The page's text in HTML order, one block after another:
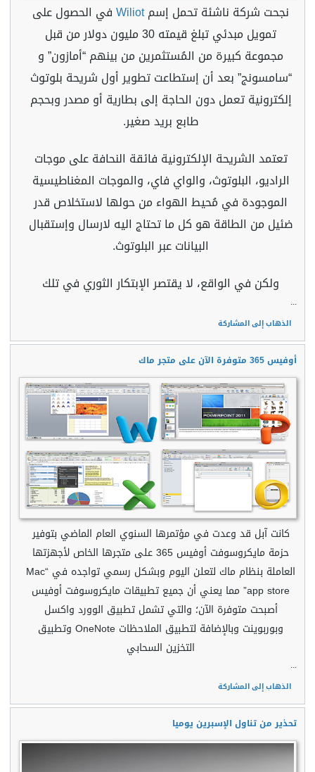
نجحت شركة ناشئة تحمل إسمWiliotفي الحصول على
تمويل مبدئي تبلغ قيمته 30 مليون دولار من قبل
مجموعة كبيرة من المُستثمرين من بينهم “أمازون” و
“سامسونج” بعد أن إستطاعت تطوير أول شريحة بلوتوث
إلكترونية تعمل دون الحاجة إلى بطارية أو مصدر وبحجم
طابع بريد صغير.
تعتمد الشريحة الإلكترونية فائقة النحافة على موجات
الراديو، البلوتوث، والواي فاي، والموجات المغناطيسية
الموجودة في مُحيط الهواء من حولها لاستخلاص قدر
ضئيل من الطاقة هو كل ما تحتاج اليه لارسال وإستقبال
البيانات عبر البلوتوث.
ولكن في الواقع، لا يقتصر الإبتكار الثوري في تلك
...
الذهاب إلى المشاركة
أوفيس 365 متوفرة الآن على متجر ماك
كانت آبل قد وعدت في مؤتمرها السنوي العام الماضي بتوفير
حزمة مايكروسوفت أوفيس 365 على متجرها الخاص لأجهزتها
العاملة بنظام ماك لتعلن اليوم وبشكل رسمي تواجده في “Mac
app store” مما يعني أن جميع تطبيقات مايكروسوفت أوفيس
أصبحت متوفرة الآن؛ والتي تشمل تطبيق الوورد واكسل
وبوربوينت وبالإضافة لتطبيق الملاحظات OneNote وتطبيق
التخزين السحابي
...
الذهاب إلى المشاركة
تحذير من تناول الإسبرين يوميا